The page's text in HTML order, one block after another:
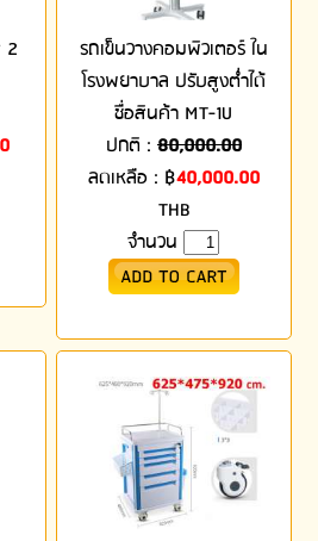
2
รถเข็นวางคอมพิวเตอร์ ใน
โรงพยาบาล ปรับสูงต่ำได้
ชื่อสินค้า MT-1U
ปกติ : 80,000.00
ลดเหลือ : ฿40,000.00
THB
จำนวน